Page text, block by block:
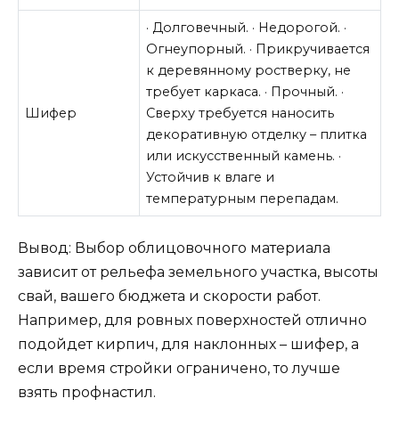
Шифер
· Долговечный. · Недорогой. ·
Огнеупорный. · Прикручивается
к деревянному ростверку, не
требует каркаса. · Прочный. ·
Сверху требуется наносить
декоративную отделку – плитка
или искусственный камень. ·
Устойчив к влаге и
температурным перепадам.
Вывод: Выбор облицовочного материала
зависит от рельефа земельного участка, высоты
свай, вашего бюджета и скорости работ.
Например, для ровных поверхностей отлично
подойдет кирпич, для наклонных – шифер, а
если время стройки ограничено, то лучше
взять профнастил.